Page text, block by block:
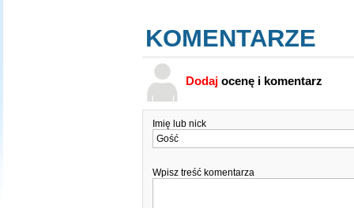
KOMENTARZE
Dodajocenę i komentarz
Imię lub nick
Wpisz treść komentarza